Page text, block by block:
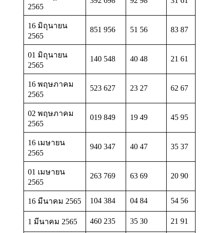
2565
16 มิถุนายน
2565
851 956 51 56 83 87
01 มิถุนายน
2565
140 548 40 48 21 61
16 พฤษภาคม
2565
523 627 23 27 62 67
02 พฤษภาคม
2565
019 849 19 49 45 95
16 เมษายน
2565
940 347 40 47 35 37
01 เมษายน
2565
263 769 63 69 20 90
16 มีนาคม 2565 104 384 04 84 54 56
1 มีนาคม 2565 460 235 35 30 21 91